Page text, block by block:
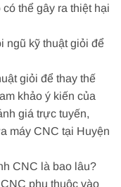
thể gây ra thiệt hại
ngũ kỹ thuật giỏi để
giỏi để thay thế
khảo ý kiến của
giá trực tuyến,
máy CNC tại Huyện
CNC là bao lâu?
phụ thuộc vào